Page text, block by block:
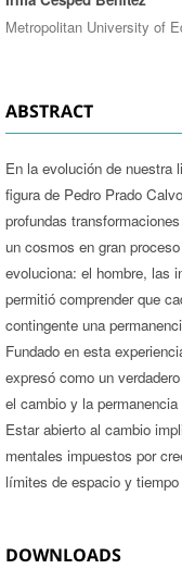
Metropolitan University of
ABSTRACT
En la evolución de nuestra
figura de Pedro Prado
profundas
un cosmos en gran
evoluciona: el hombre, las
permitió comprender que
contingente una
Fundado en esta
expresó como un
el cambio y la
Estar abierto al cambio
mentales impuestos por
límites de espacio y
DOWNLOADS